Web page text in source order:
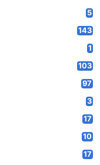
5
143
1
103
97
3
17
10
17